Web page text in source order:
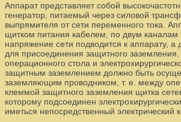
Аппарат представляет собой
генератор, питаемый через силовой
выпрямителя от сети переменного тока.
щитком питания кабелем, по двум каналам
напряжение сети подводится к аппарату, а
для присоединения защитного
операционного стола и
защитным заземлением должно быть
заземляющим проводником, т. е. между
клеммой защитного заземления щитка
которому подсоединен
иметься непосредственный электрический